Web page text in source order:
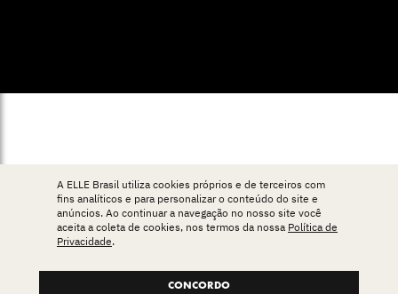
A ELLE Brasil utiliza cookies próprios e de terceiros com
fins analíticos e para personalizar o conteúdo do site e
anúncios. Ao continuar a navegação no nosso site você
aceita a coleta de cookies, nos termos da nossa Política de
Privacidade.
CONCORDO